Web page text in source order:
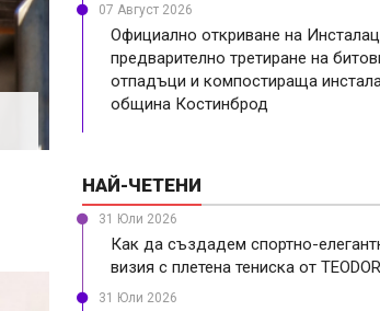
07 Август 2026
Официално откриване на
предварително третиране на
отпадъци и компостираща
община Костинброд
НАЙ-ЧЕТЕНИ
31 Юли 2026
Как да създадем спортно-
визия с плетена тениска от
31 Юли 2026